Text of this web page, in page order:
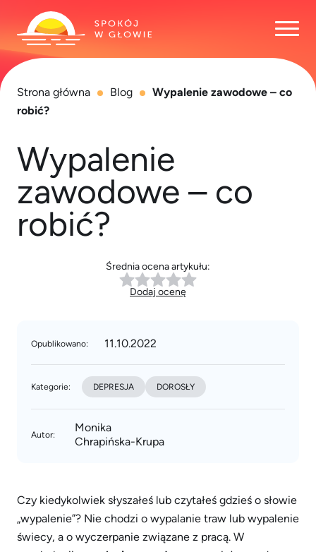
Strona główna Blog
Wypalenie zawodowe – co
robić?
Wypalenie
zawodowe – co
robić?
Średnia ocena artykułu:
Dodaj ocenę
Autor:
Monika
Chrapińska-Krupa
Opublikowano: 11.10.2022
Kategorie: DEPRESJA DOROSŁY
Czy kiedykolwiek słyszałeś lub czytałeś gdzieś o słowie
„wypalenie”? Nie chodzi o wypalanie traw lub wypalenie
świecy, a o wyczerpanie związane z pracą. W